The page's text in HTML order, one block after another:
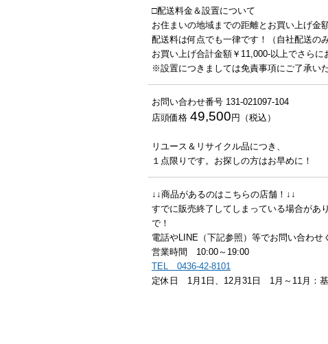
□配送料金＆設置について
お住まいの地域までの距離とお買い上げ金
配送料は何点でも一律です！（自社配送の
お買い上げ合計金額￥11,000-以上でさら
※設置につきましては免責事項にご了承い
お問い合わせ番号 131-021097-104
店頭価格 49,500 円（税込）
リユース＆リサイクル品につき、
１点限りです。お探しの方はお早めに！
↓↓商品があるのはこちらの店舗！↓↓
すでに販売終了してしまっている場合があ
で！
電話やLINE（下記参照）等でお問い合わせ
営業時間 10:00～19:00
TEL 0436-42-8101
定休日 1月1日、12月31日 1月～11月：